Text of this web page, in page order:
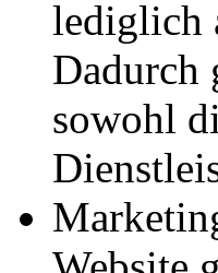
lediglich
Dadurch
sowohl